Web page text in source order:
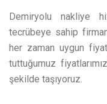
Demiryolu nakliye
tecrübeye sahip
her zaman uygun
tuttuğumuz
şekilde taşıyoruz.